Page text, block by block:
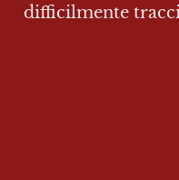
difficilmente